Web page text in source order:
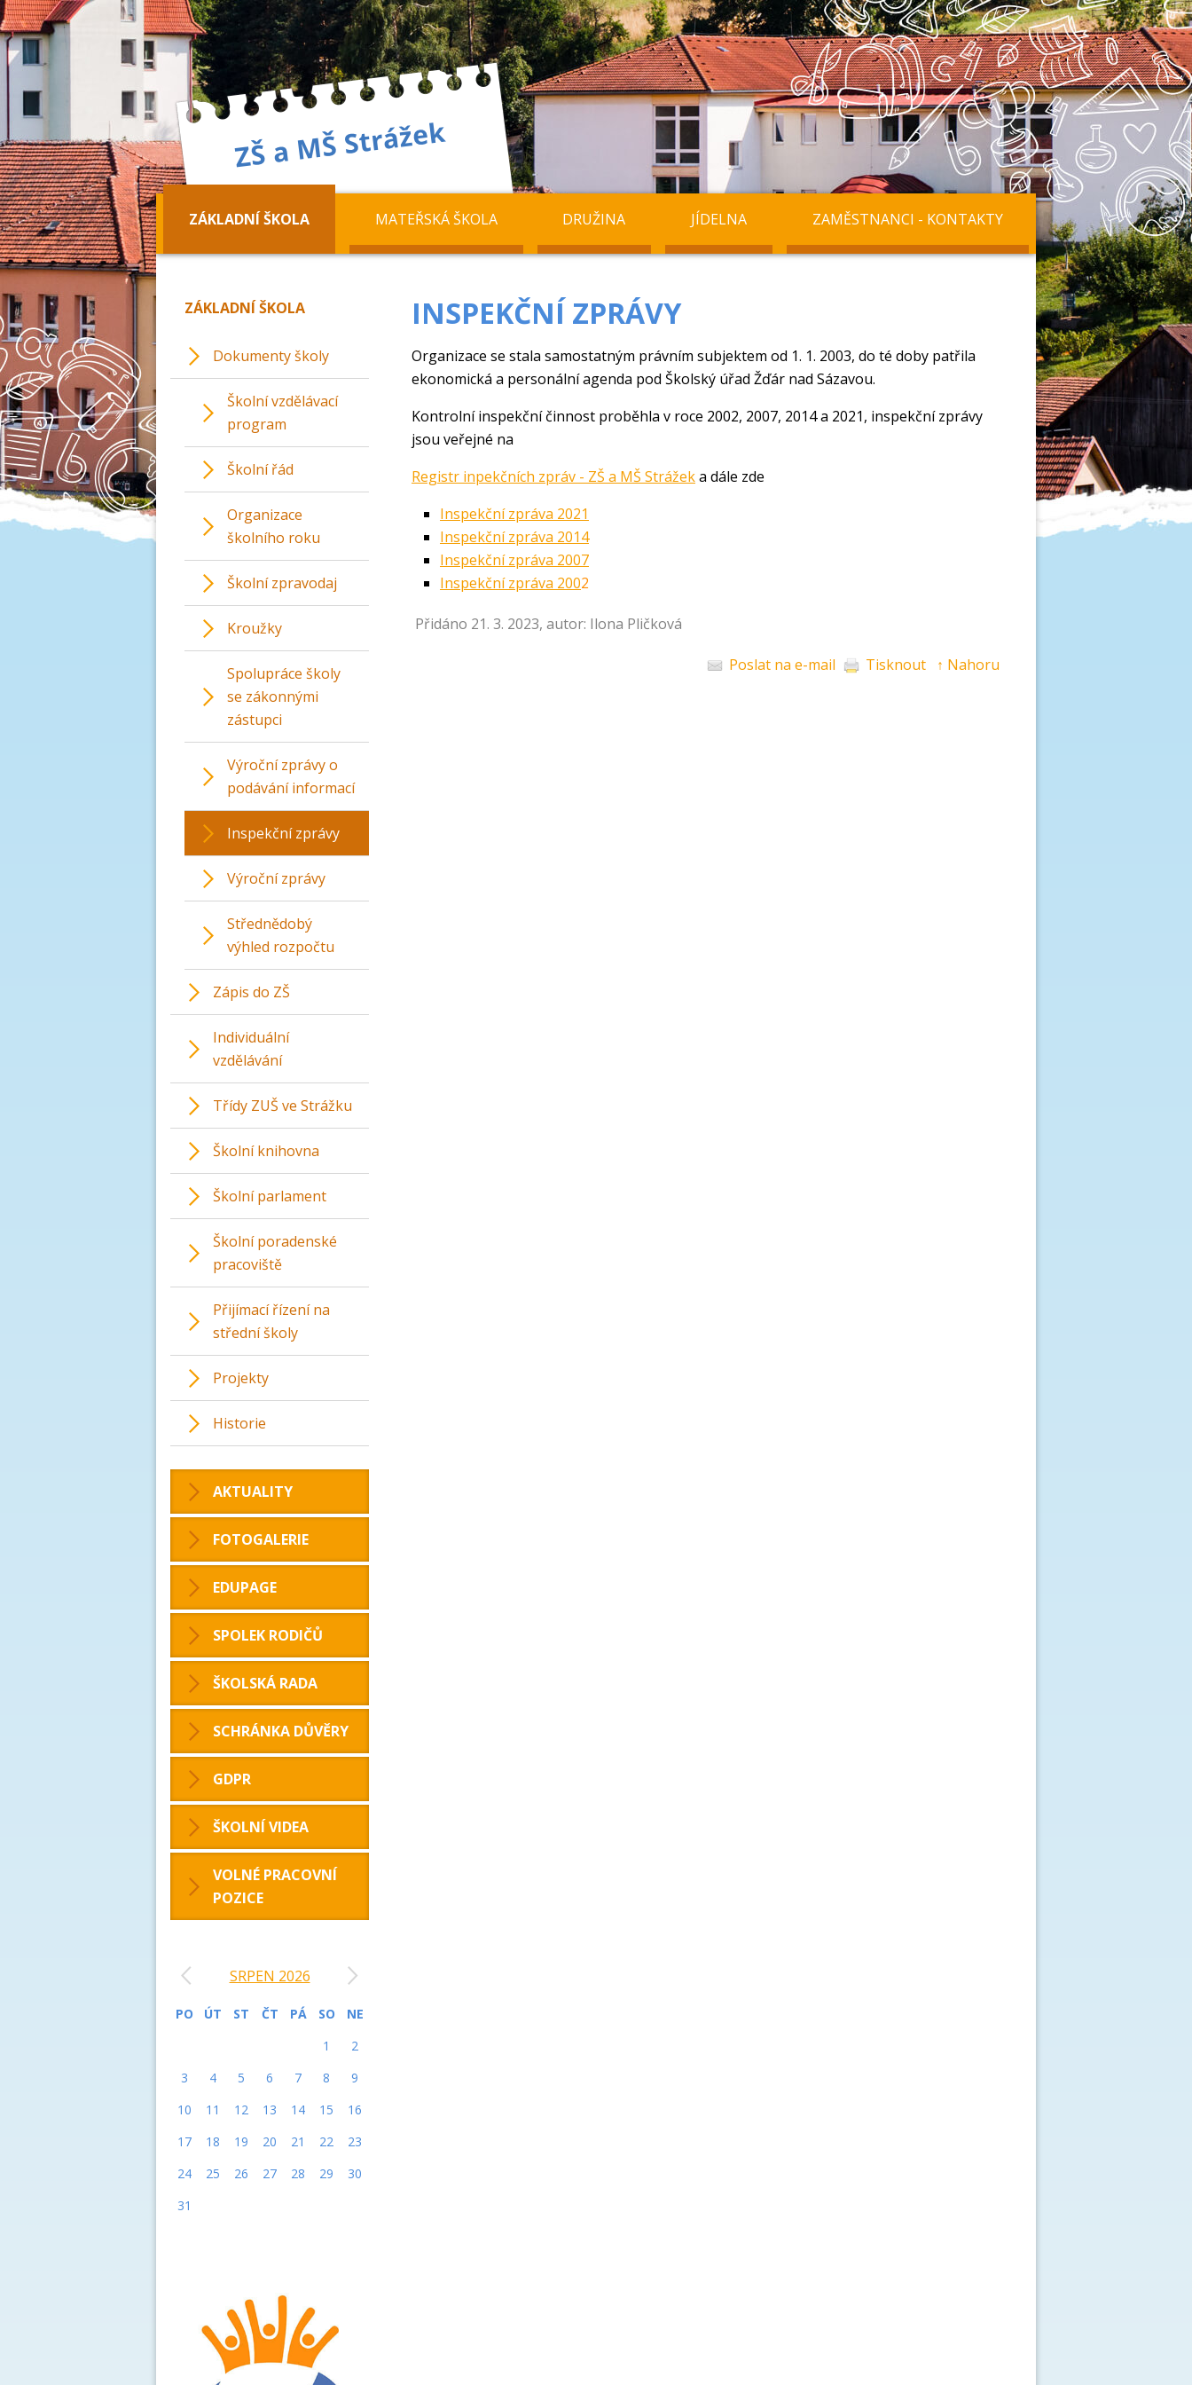
ZÁKLADNÍ ŠKOLA MATEŘSKÁ ŠKOLA DRUŽINA JÍDELNA ZAMĚSTNANCI - KONTAKTY
INSPEKČNÍ ZPRÁVY
Organizace se stala samostatným právním subjektem od 1. 1. 2003, do té doby patřila
ekonomická a personální agenda pod Školský úřad Žďár nad Sázavou.
Kontrolní inspekční činnost proběhla v roce 2002, 2007, 2014 a 2021, inspekční zprávy
jsou veřejné na
Registr inpekčních zpráv - ZŠ a MŠ Strážeka dále zde
Inspekční zpráva 2021
Inspekční zpráva 2014
Inspekční zpráva 2007
Inspekční zpráva 2002
Přidáno 21. 3. 2023, autor: Ilona Pličková
Poslat na e-mail Tisknout ↑ Nahoru
ZÁKLADNÍ ŠKOLA
Dokumenty školy
Školní vzdělávací
program
Školní řád
Organizace
školního roku
Školní zpravodaj
Kroužky
Spolupráce školy
se zákonnými
zástupci
Výroční zprávy o
podávání informací
Inspekční zprávy
Výroční zprávy
Střednědobý
výhled rozpočtu
Zápis do ZŠ
Individuální
vzdělávání
Třídy ZUŠ ve Strážku
Školní knihovna
Školní parlament
Školní poradenské
pracoviště
Přijímací řízení na
střední školy
Projekty
Historie
AKTUALITY
FOTOGALERIE
EDUPAGE
SPOLEK RODIČŮ
ŠKOLSKÁ RADA
SCHRÁNKA DŮVĚRY
GDPR
ŠKOLNÍ VIDEA
VOLNÉ PRACOVNÍ
POZICE
SRPEN 2026
PO ÚT ST ČT PÁ SO
NE
1
2
3
4 5 6 7 8
9
10
11 12 13 14 15
16
17
18 19 20 21 22
23
24
25 26 27 28 29
30
31